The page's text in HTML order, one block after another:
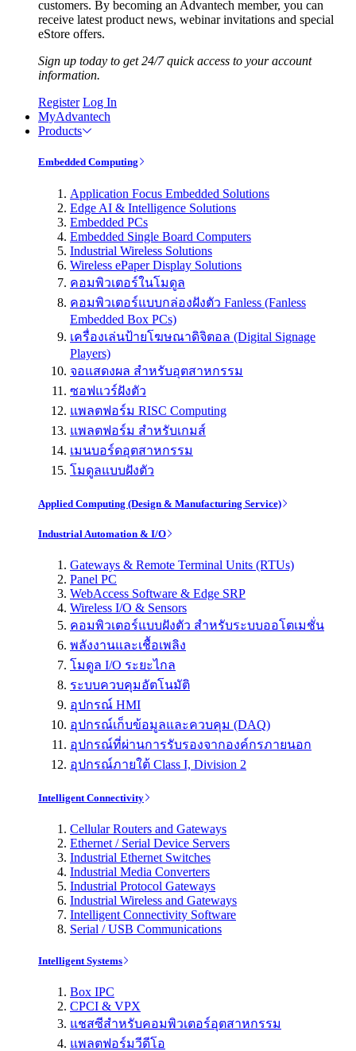
customers. By becoming an Advantech member, you can
receive latest product news, webinar invitations and special
eStore offers.
Sign up today to get 24/7 quick access to your account
information.
Register Log In
MyAdvantech
Products
Embedded Computing
Application Focus Embedded Solutions
Edge AI & Intelligence Solutions
Embedded PCs
Embedded Single Board Computers
Industrial Wireless Solutions
Wireless ePaper Display Solutions
คอมพิวเตอร์ในโมดูล
คอมพิวเตอร์แบบกล่องฝังตัว Fanless (Fanless
Embedded Box PCs)
เครื่องเล่นป้ายโฆษณาดิจิตอล (Digital Signage
Players)
จอแสดงผล สำหรับอุตสาหกรรม
ซอฟแวร์ฝังตัว
แพลตฟอร์ม RISC Computing
แพลตฟอร์ม สำหรับเกมส์
เมนบอร์ดอุตสาหกรรม
โมดูลแบบฝังตัว
Applied Computing (Design & Manufacturing Service)
Industrial Automation & I/O
Gateways & Remote Terminal Units (RTUs)
Panel PC
WebAccess Software & Edge SRP
Wireless I/O & Sensors
คอมพิวเตอร์แบบฝังตัว สำหรับระบบออโตเมชั่น
พลังงานและเชื้อเพลิง
โมดูล I/O ระยะไกล
ระบบควบคุมอัตโนมัติ
อุปกรณ์ HMI
อุปกรณ์เก็บข้อมูลและควบคุม (DAQ)
อุปกรณ์ที่ผ่านการรับรองจากองค์กรภายนอก
อุปกรณ์ภายใต้ Class I, Division 2
Intelligent Connectivity
Cellular Routers and Gateways
Ethernet / Serial Device Servers
Industrial Ethernet Switches
Industrial Media Converters
Industrial Protocol Gateways
Industrial Wireless and Gateways
Intelligent Connectivity Software
Serial / USB Communications
Intelligent Systems
Box IPC
CPCI & VPX
แชสซีสำหรับคอมพิวเตอร์อุตสาหกรรม
แพลตฟอร์มวีดีโอ